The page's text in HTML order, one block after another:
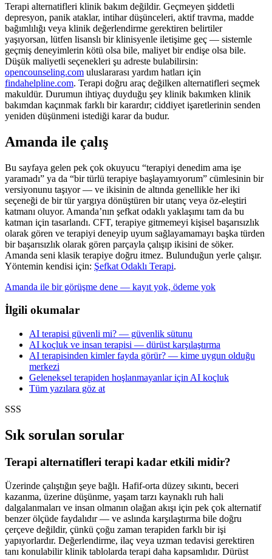
Terapi alternatifleri klinik bakım değildir. Geçmeyen şiddetli
depresyon, panik ataklar, intihar düşünceleri, aktif travma, madde
bağımlılığı veya klinik değerlendirme gerektiren belirtiler
yaşıyorsan, lütfen lisanslı bir klinisyenle iletişime geç — sistemle
geçmiş deneyimlerin kötü olsa bile, maliyet bir endişe olsa bile.
Düşük maliyetli seçenekleri şu adreste bulabilirsin:
opencounseling.com uluslararası yardım hatları için
findahelpline.com. Terapi doğru araç değilken alternatifleri seçmek
makuldür. Durumun ihtiyaç duyduğu şey klinik bakımken klinik
bakımdan kaçınmak farklı bir karardır; ciddiyet işaretlerinin senden
yeniden düşünmeni istediği karar da budur.
Amanda ile çalış
Bu sayfaya gelen pek çok okuyucu “terapiyi denedim ama işe
yaramadı” ya da “bir türlü terapiye başlayamıyorum” cümlesinin bir
versiyonunu taşıyor — ve ikisinin de altında genellikle her iki
seçeneği de bir tür yargıya dönüştüren bir utanç veya öz-eleştiri
katmanı oluyor. Amanda’nın şefkat odaklı yaklaşımı tam da bu
katman için tasarlandı. CFT, terapiye gitmemeyi kişisel başarısızlık
olarak gören ve terapiyi deneyip uyum sağlayamamayı başka türden
bir başarısızlık olarak gören parçayla çalışıp ikisini de söker.
Amanda seni klasik terapiye doğru itmez. Bulunduğun yerle çalışır.
Yöntemin kendisi için: Şefkat Odaklı Terapi.
Amanda ile bir görüşme dene — kayıt yok, ödeme yok
İlgili okumalar
AI terapisi güvenli mi? — güvenlik sütunu
AI koçluk ve insan terapisi — dürüst karşılaştırma
AI terapisinden kimler fayda görür? — kime uygun olduğu
merkezi
Geleneksel terapiden hoşlanmayanlar için AI koçluk
Tüm yazılara göz at
SSS
Sık sorulan sorular
Terapi alternatifleri terapi kadar etkili midir?
Üzerinde çalıştığın şeye bağlı. Hafif-orta düzey sıkıntı, beceri
kazanma, üzerine düşünme, yaşam tarzı kaynaklı ruh hali
dalgalanmaları ve insan olmanın olağan akışı için pek çok alternatif
benzer ölçüde faydalıdır — ve aslında karşılaştırma bile doğru
çerçeve değildir, çünkü çoğu zaman terapiden farklı bir işi
yapıyorlardır. Değerlendirme, ilaç veya uzman tedavisi gerektiren
tanı konulabilir klinik tablolarda terapi daha kapsamlıdır. Dürüst